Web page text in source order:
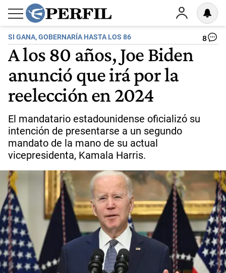
SI GANA, GOBERNARÍA HASTA LOS 86 8
A los 80 años, Joe Biden
anunció que irá por la
reelección en 2024
El mandatario estadounidense oficializó su
intención de presentarse a un segundo
mandato de la mano de su actual
vicepresidenta, Kamala Harris.